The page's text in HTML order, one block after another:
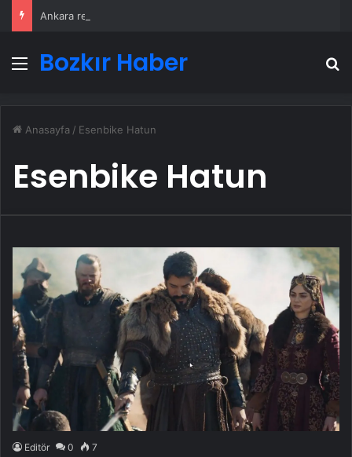
Ankara rent a car
Menü
Bozkır Haber
Anasayfa / Esenbike Hatun
Esenbike Hatun
Editör 0 7